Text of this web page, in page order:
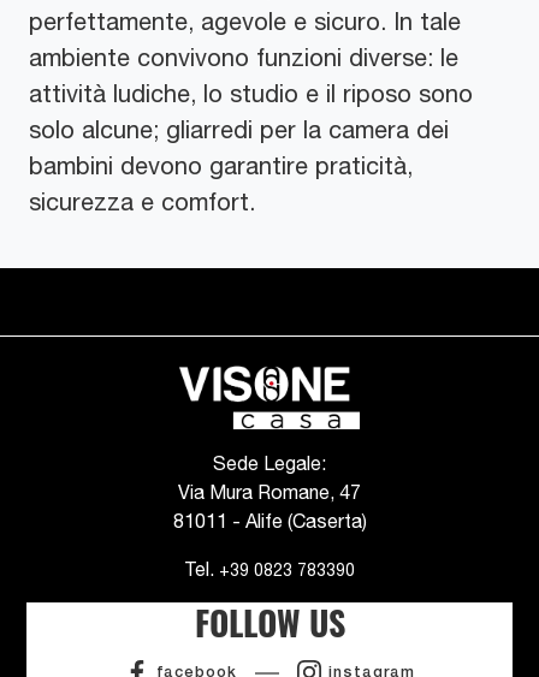
perfettamente, agevole e sicuro. In tale
ambiente convivono funzioni diverse: le
attività ludiche, lo studio e il riposo sono
solo alcune; gliarredi per la camera dei
bambini devono garantire praticità,
sicurezza e comfort.
Sede Legale:
Via Mura Romane, 47
81011 - Alife (Caserta)
Tel. +39 0823 783390
FOLLOW US
facebook instagram